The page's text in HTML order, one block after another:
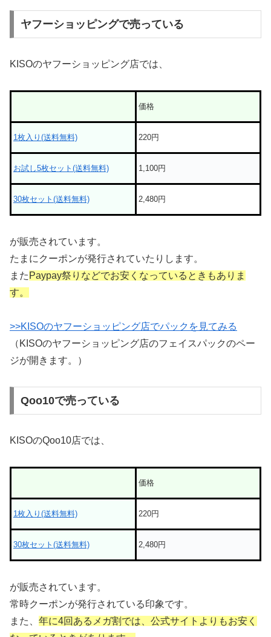
ヤフーショッピングで売っている
KISOのヤフーショッピング店では、
価格
1枚入り(送料無料) 220円
お試し5枚セット(送料無料) 1,100円
30枚セット(送料無料) 2,480円
が販売されています。
たまにクーポンが発行されていたりします。
また Paypay祭りなどでお安くなっているときもありま
す。
>>KISOのヤフーショッピング店でパックを見てみる
（KISOのヤフーショッピング店のフェイスパックのペー
ジが開きます。）
Qoo10で売っている
KISOのQoo10店では、
価格
1枚入り(送料無料) 220円
30枚セット(送料無料) 2,480円
が販売されています。
常時クーポンが発行されている印象です。
また、 年に4回あるメガ割では、公式サイトよりもお安く